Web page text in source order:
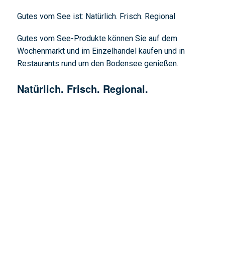
Gutes vom See ist: Natürlich. Frisch. Regional
Gutes vom See-Produkte können Sie auf dem
Wochenmarkt und im Einzelhandel kaufen und in
Restaurants rund um den Bodensee genießen.
Natürlich. Frisch. Regional.